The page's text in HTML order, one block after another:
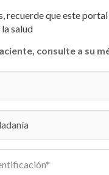
recuerde que este
salud
consulte a su